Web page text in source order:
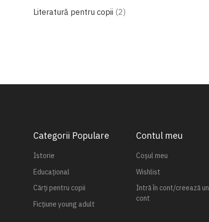
Literatură pentru copii 2produse
Categorii Populare
Istorie
Educațional
Cărți pentru copii
Ficțiune young adult
Contul meu
Coșul meu
Wishlist
Intră în cont/creează un
cont